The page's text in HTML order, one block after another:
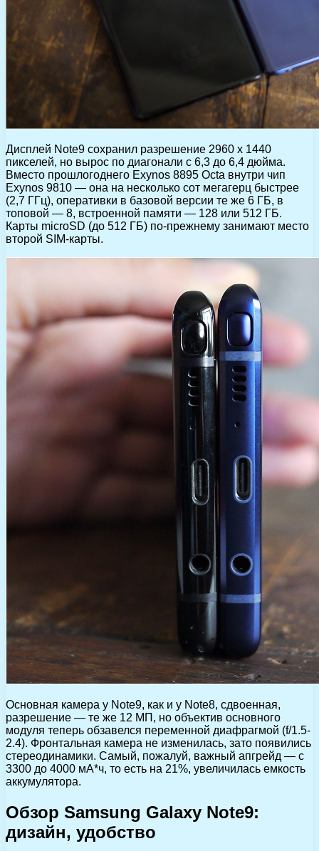
Дисплей Note9 сохранил разрешение 2960 x 1440
пикселей, но вырос по диагонали с 6,3 до 6,4 дюйма.
Вместо прошлогоднего Exynos 8895 Octa внутри чип
Exynos 9810 — она на несколько сот мегагерц быстрее
(2,7 ГГц), оперативки в базовой версии те же 6 ГБ, в
топовой — 8, встроенной памяти — 128 или 512 ГБ.
Карты microSD (до 512 ГБ) по-прежнему занимают место
второй SIM-карты.
Основная камера у Note9, как и у Note8, сдвоенная,
разрешение — те же 12 МП, но объектив основного
модуля теперь обзавелся переменной диафрагмой (f/1.5-
2.4). Фронтальная камера не изменилась, зато появились
стереодинамики. Самый, пожалуй, важный апгрейд — с
3300 до 4000 мА*ч, то есть на 21%, увеличилась емкость
аккумулятора.
Обзор Samsung Galaxy Note9:
дизайн, удобство